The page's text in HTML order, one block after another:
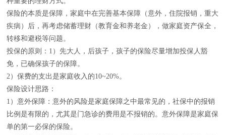
保险的本质是保障，家庭中在完善基本保障（意外，住院报销，重大
疾病）后，再考虑储蓄理财（教育金和养老金），做家庭资产保全，
转移和避税等问题。
投保的原则：1）先大人，后孩子，孩子的保险尽量增加投保人豁
免，已确保孩子的保障。
2）保费的支出是家庭收入的10~20%。
保险设计思路：
1）意外保障：意外的风险是家庭保障之中最常见的，社保中的报销
比例是有限的，尤其是门急诊的费用是不报销的。意外保障是家庭保
单的第一必保的保险。